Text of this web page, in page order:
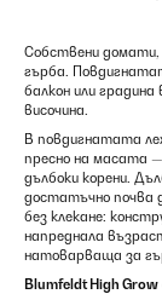
Собствени домати,
гърба.
балкон или
височина.
В повдигнатата
пресно на масата
дълбоки корени.
достатъчно почва
без клекане:
напреднала
натоварваща за
Blumfeldt High Grow